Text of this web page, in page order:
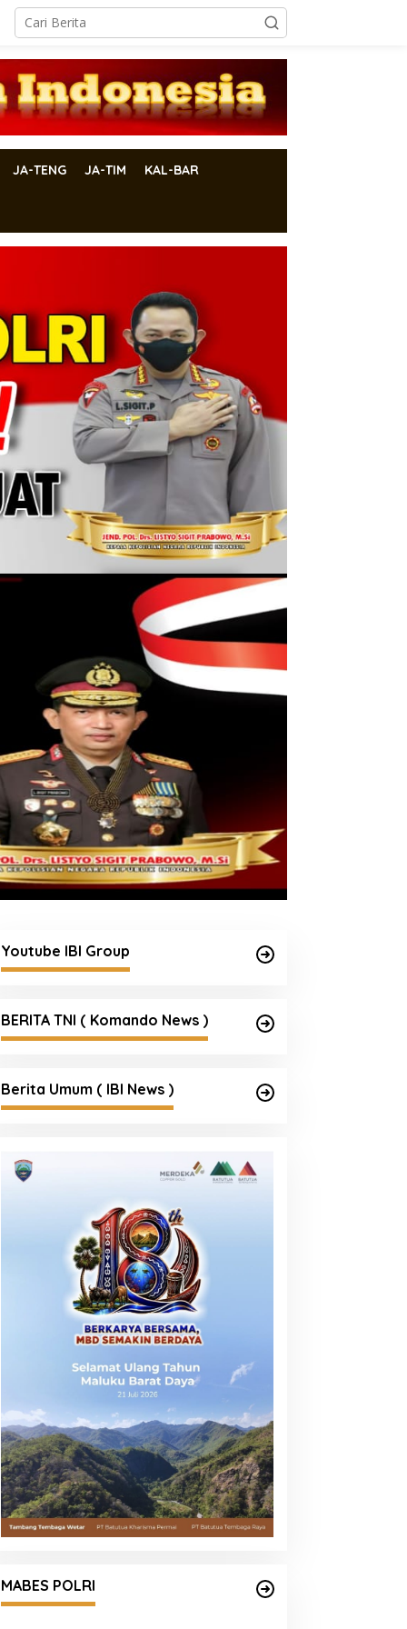
JA-TENG JA-TIM KAL-BAR
Youtube IBI Group
BERITA TNI ( Komando News )
Berita Umum ( IBI News )
MABES POLRI